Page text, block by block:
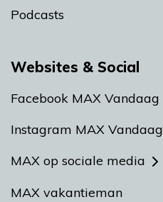
Podcasts
Websites & Social
Facebook MAX Vandaag
Instagram MAX Vandaag
MAX op sociale media
MAX vakantieman